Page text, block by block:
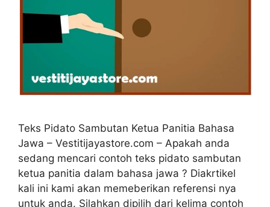
Teks Pidato Sambutan Ketua Panitia Bahasa
Jawa – Vestitijayastore.com – Apakah anda
sedang mencari contoh teks pidato sambutan
ketua panitia dalam bahasa jawa ? Diakrtikel
kali ini kami akan memeberikan referensi nya
untuk anda. Silahkan dipilih dari kelima contoh